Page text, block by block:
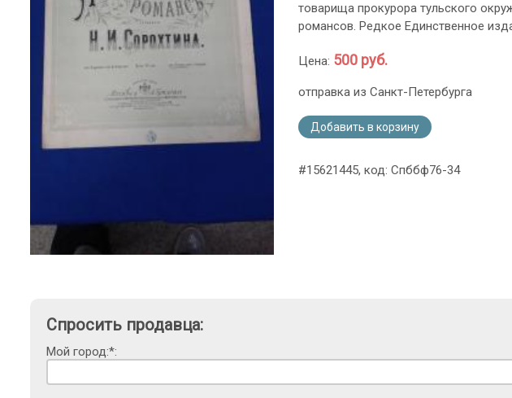
товарища прокурора тульского
романсов. Редкое Единственное
Цена: 500 руб.
отправка из Санкт-Петербурга
Добавить в корзину
#15621445, код: Спббф76-34
Спросить продавца:
Мой город:*: